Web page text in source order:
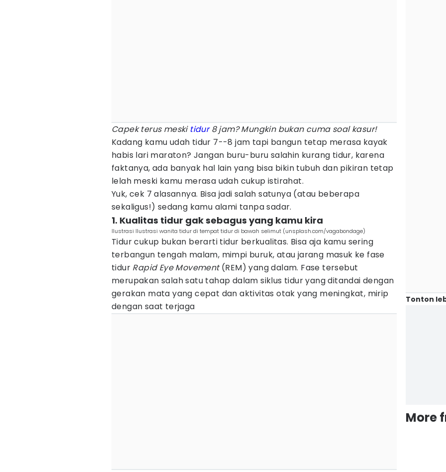
Capek terus meski tidur8 jam? Mungkin bukan cuma soal kasur!
Kadang kamu udah tidur 7--8 jam tapi bangun tetap merasa kayak
habis lari maraton? Jangan buru-buru salahin kurang tidur, karena
faktanya, ada banyak hal lain yang bisa bikin tubuh dan pikiran tetap
lelah meski kamu merasa udah cukup istirahat.
Yuk, cek 7 alasannya. Bisa jadi salah satunya (atau beberapa
sekaligus!) sedang kamu alami tanpa sadar.
1. Kualitas tidur gak sebagus yang kamu kira
Ilustrasi Ilustrasi wanita tidur di tempat tidur di bawah selimut (unsplash.com/vagabondage)
Tidur cukup bukan berarti tidur berkualitas. Bisa aja kamu sering
terbangun tengah malam, mimpi buruk, atau jarang masuk ke fase
tidur Rapid Eye Movement(REM) yang dalam. Fase tersebut
merupakan salah satu tahap dalam siklus tidur yang ditandai dengan
gerakan mata yang cepat dan aktivitas otak yang meningkat, mirip
dengan saat terjaga
Tonton
More